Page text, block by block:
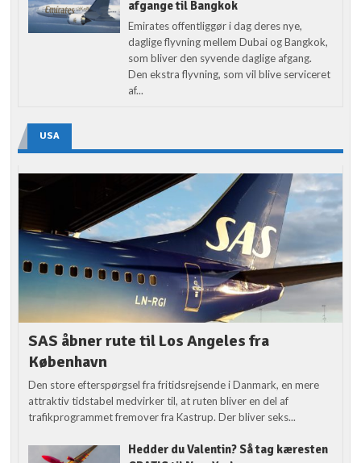
afgange til Bangkok
Emirates offentliggør i dag deres nye,
daglige flyvning mellem Dubai og Bangkok,
som bliver den syvende daglige afgang.
Den ekstra flyvning, som vil blive serviceret
af...
USA
SAS åbner rute til Los Angeles fra
København
Den store efterspørgsel fra fritidsrejsende i Danmark, en mere
attraktiv tidstabel medvirker til, at ruten bliver en del af
trafikprogrammet fremover fra Kastrup. Der bliver seks...
Hedder du Valentin? Så tag kæresten